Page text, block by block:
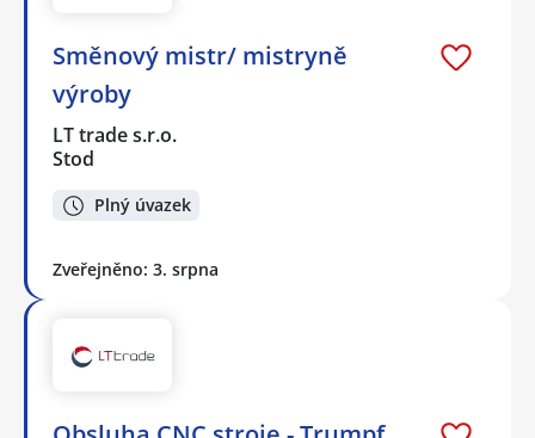
Směnový mistr/ mistryně
výroby
LT trade s.r.o.
Stod
Plný úvazek
Zveřejněno: 3. srpna